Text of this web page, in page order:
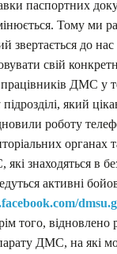
паспортних
Тому ми
звертається до
свій
працівників ДМС у
який
роботу
органах
знаходяться в
активні
того, відновлено
ДМС, на які